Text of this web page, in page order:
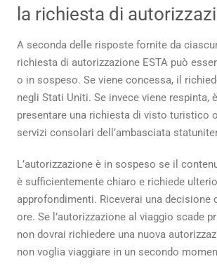
la richiesta di
A seconda delle risposte fornite da
richiesta di autorizzazione ESTA può
o in sospeso. Se viene concessa, il
negli Stati Uniti. Se invece viene respinta,
presentare una richiesta di visto turistico
servizi consolari dell’ambasciata
L’autorizzazione è in sospeso se il
è sufficientemente chiaro e richiede
approfondimenti. Riceverai una decisione
ore. Se l’autorizzazione al viaggio scade
non dovrai richiedere una nuova
non voglia viaggiare in un secondo